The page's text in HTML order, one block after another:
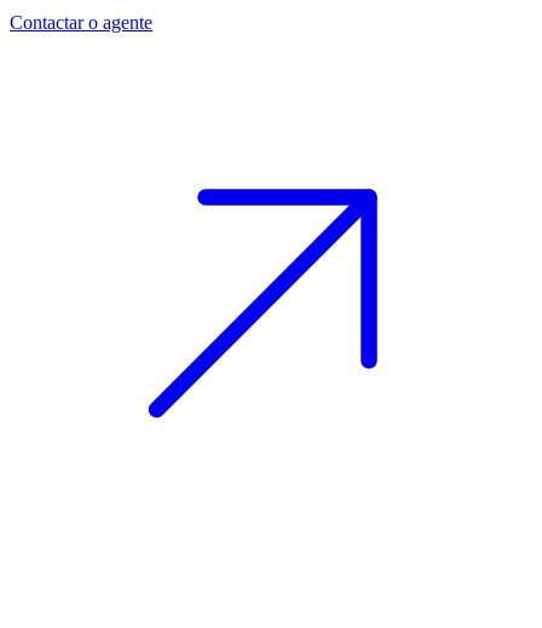
Contactar o agente